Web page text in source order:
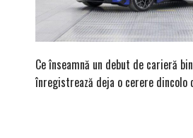
Ce înseamnă un debut de carieră
înregistrează deja o cerere dincolo